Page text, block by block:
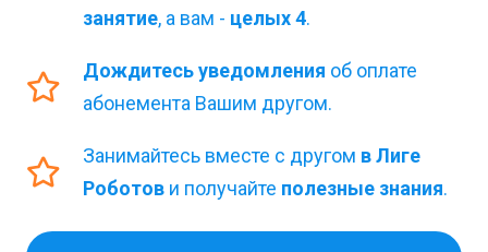
занятие, а вам - целых 4.
Дождитесь уведомления об оплате
абонемента Вашим другом.
Занимайтесь вместе с другом в Лиге
Роботов и получайте полезные знания.